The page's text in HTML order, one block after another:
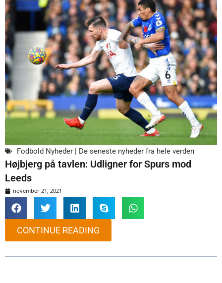
Fodbold Nyheder | De seneste nyheder fra hele verden
Højbjerg på tavlen: Udligner for Spurs mod
Leeds
november 21, 2021
CONTINUE READING